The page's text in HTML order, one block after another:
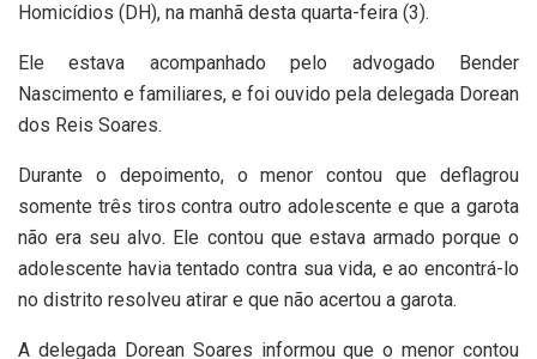
Homicídios (DH), na manhã desta quarta-feira (3).
Ele estava acompanhado pelo advogado Bender
Nascimento e familiares, e foi ouvido pela delegada Dorean
dos Reis Soares.
Durante o depoimento, o menor contou que deflagrou
somente três tiros contra outro adolescente e que a garota
não era seu alvo. Ele contou que estava armado porque o
adolescente havia tentado contra sua vida, e ao encontrá-lo
no distrito resolveu atirar e que não acertou a garota.
A delegada Dorean Soares informou que o menor contou